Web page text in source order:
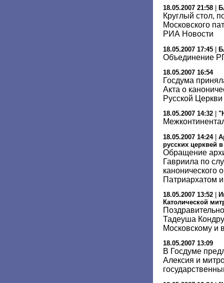
18.05.2007 21:58
Круглый стол,
Московского
РИА Новости
18.05.2007 17:45 |
Объединение
18.05.2007 16:54
Госдума
Акта о
Русской Церкви
18.05.2007 14:32
18.05.2007 14:24|
русских церквей
Обращение
Гавриила по
канонического
Патриархатом
18.05.2007 13:52
Католической
Тадеуша
Московскому и
18.05.2007 13:09
В Госдуме
Алексия и